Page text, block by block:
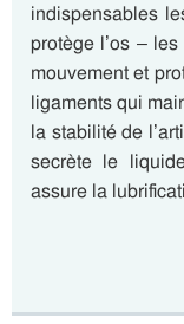
indispensables
protège l’os –
mouvement et
ligaments qui
la stabilité de
secrète le
assure la